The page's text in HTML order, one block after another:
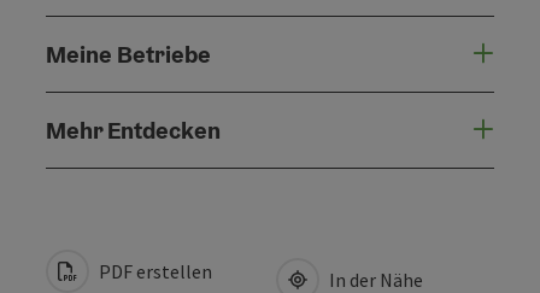
Meine Betriebe
Mehr Entdecken
PDF erstellen In der Nähe